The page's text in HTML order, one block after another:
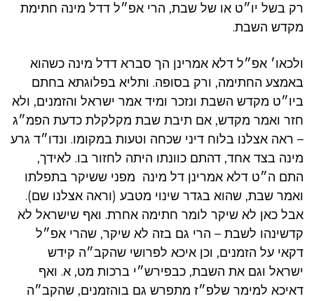
רק בשל יו״ט או של שבת, הרי אפ״ל דדל מינה חתימת
מקדש השבת.
ולכאו׳ אפ״ל דלא אמרינן הך סברא דדל מינה כשהוא
באמצע החתימה, ורק בסופה. ותליא בפלוגתא בחתם
ביו״ט מקדש השבת ונזכר ומיד אמר ישראל והזמנים, ולא
חזר ואמר מקדש, אם תיבת שבת מקלקלת כדעת הפמ״ג
– ראה אצלנו בלוח דיני שכחה וטעות במקומו. ונדו״ד גרע
מינה בצד אחד, דהתם כוונתו היתה לחזור בו. לאידך,
התם ה״ט דלא אמרינן דל מינה מפני ששיקר בתפלתו
ואמר שבת, שהוא בגדר שינוי מטבע (וראה אצלנו שם).
אבל כאן לא שיקר לומר חתימה אחרת. ואף שישראל לא
קדשינהו לשבת – הרי גם בזה לא שיקר, שהרי אפ״ל
דקאי על הזמנים, וכן איכא לפרושי שהקב״ה קידש
ישראל וגם את השבת, כבפירש״י ברכות מט, א. ואף
דאיכא למימר שלפ״ז מתפרש גם בוהזמנים, שהקב״ה